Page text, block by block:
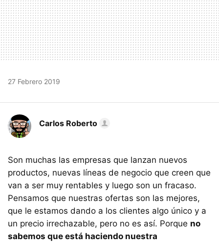
27 Febrero 2019
Carlos Roberto
Son muchas las empresas que lanzan nuevos
productos, nuevas líneas de negocio que creen que
van a ser muy rentables y luego son un fracaso.
Pensamos que nuestras ofertas son las mejores,
que le estamos dando a los clientes algo único y a
un precio irrechazable, pero no es así. Porque no
sabemos que está haciendo nuestra